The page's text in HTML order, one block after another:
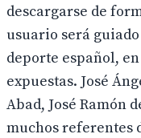
descargarse de
usuario será
deporte español,
expuestas. José
Abad, José Ramón
muchos referentes